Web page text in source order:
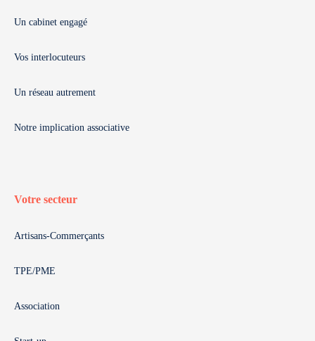
Un cabinet engagé
Vos interlocuteurs
Un réseau autrement
Notre implication associative
Votre secteur
Artisans-Commerçants
TPE/PME
Association